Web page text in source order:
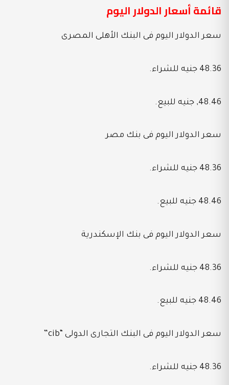
قائمة أسعار الدولار اليوم
سعر الدولار اليوم فى البنك الأهلى المصرى
48.36 جنيه للشراء.
48.46, جنيه للبيع.
سعر الدولار اليوم فى بنك مصر
48.36 جنيه للشراء.
48.46 جنيه للبيع.
سعر الدولار اليوم فى بنك الإسكندرية
48.36 جنيه للشراء.
48.46 جنيه للبيع.
سعر الدولار اليوم فى البنك التجارى الدولى “cib”
48.36 جنيه للشراء.